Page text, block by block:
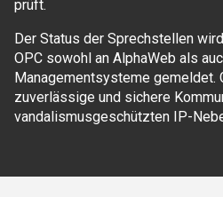
prüft.
Der Status der Sprechstellen
OPC sowohl an AlphaWeb als
Managementsysteme gemeldet.
zuverlässige und sichere
vandalismusgeschützten IP-